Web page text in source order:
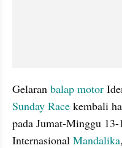
Gelaran balap motor
Sunday Race kembali
pada Jumat-Minggu
Internasional Mandalika